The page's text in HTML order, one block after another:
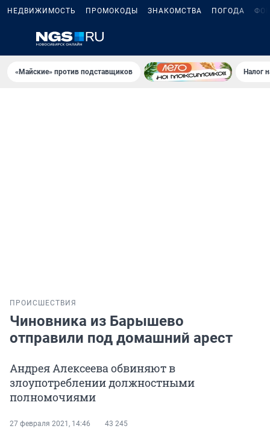
НЕДВИЖИМОСТЬ ПРОМОКОДЫ ЗНАКОМСТВА ПОГОДА
«Майские» против подставщиков Налог
ПРОИСШЕСТВИЯ
Чиновника из Барышево
отправили под домашний арест
Андрея Алексеева обвиняют в
злоупотреблении должностными
полномочиями
27 февраля 2021, 14:46 43 245